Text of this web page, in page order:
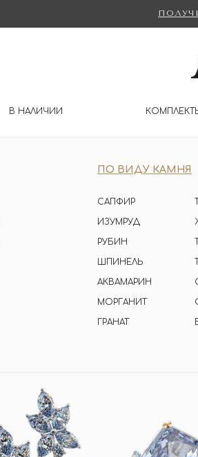
В НАЛИЧИИ
ПО ВИДУ КАМНЯ
САПФИР
ИЗУМРУД
ШПИНЕЛЬ
РУБИН
АКВАМАРИН
МОРГАНИТ
ГРАНАТ